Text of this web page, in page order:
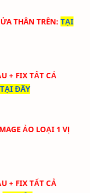
THÂN TRÊN: TẠI
+ FIX TẤT CẢ
TẠI ĐÂY
ẢO LOẠI 1 VỊ
+ FIX TẤT CẢ